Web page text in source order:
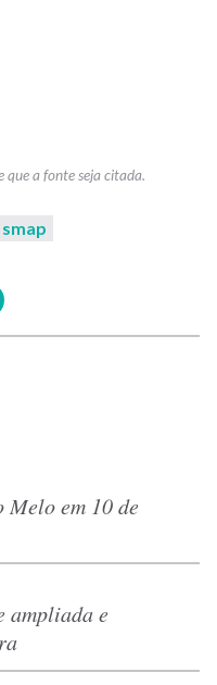
smap
Melo em 10 de
ampliada e